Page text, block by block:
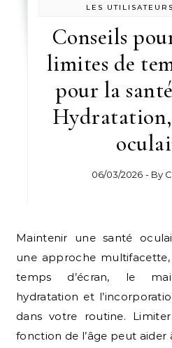
LES
Conseils
limites de
pour la
Hydratation,
06/03/2026 - By
Maintenir une santé oculaire optimale nécessite
une approche
temps d’écran, le
hydratation et
dans votre routine.
fonction de l’âge peut aider